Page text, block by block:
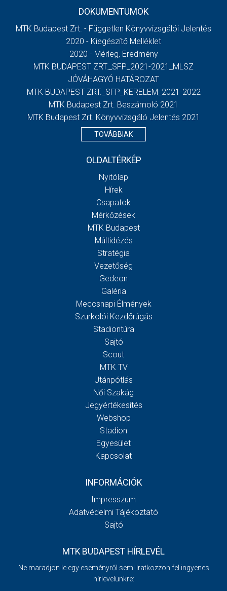
DOKUMENTUMOK
MTK Budapest Zrt. - Független Könyvvizsgálói Jelentés
2020 - Kiegészítő Melléklet
2020 - Mérleg, Eredmény
MTK BUDAPEST ZRT._SFP_2021-2021_MLSZ
JÓVÁHAGYÓ HATÁROZAT
MTK BUDAPEST ZRT._SFP_KERELEM_2021-2022
MTK Budapest Zrt. Beszámoló 2021
MTK Budapest Zrt. Könyvvizsgáló Jelentés 2021
TOVÁBBIAK
OLDALTÉRKÉP
Nyitólap
Hírek
Csapatok
Mérkőzések
MTK Budapest
Múltidézés
Stratégia
Vezetőség
Gedeon
Galéria
Meccsnapi Élmények
Szurkolói Kezdőrúgás
Stadiontúra
Sajtó
Scout
MTK TV
Utánpótlás
Női Szakág
Jegyértékesítés
Webshop
Stadion
Egyesület
Kapcsolat
INFORMÁCIÓK
Impresszum
Adatvédelmi Tájékoztató
Sajtó
MTK BUDAPEST HÍRLEVÉL
Ne maradjon le egy eseményről sem! Iratkozzon fel ingyenes
hírlevelünkre: